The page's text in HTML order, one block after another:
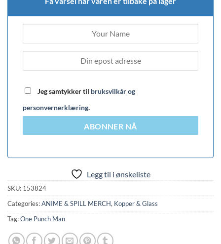
Jeg samtykker til bruksvilkår og
personvernerklæring.
ABONNER NÅ
Legg til i ønskeliste
SKU: 153824
Categories:ANIME & SPILL MERCH, Kopper & Glass
Tag:One Punch Man